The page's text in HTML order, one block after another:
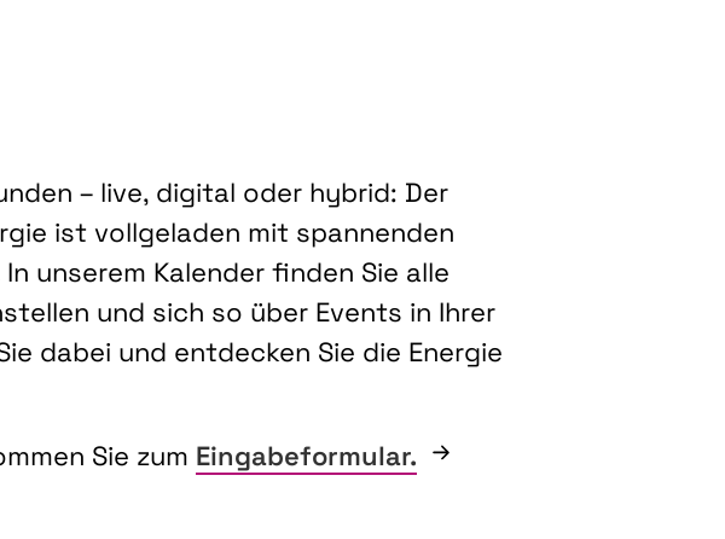
– live, digital oder hybrid: Der
ist vollgeladen mit spannenden
unserem Kalender finden Sie alle
und sich so über Events in Ihrer
dabei und entdecken Sie die Energie
Sie zum Eingabeformular.